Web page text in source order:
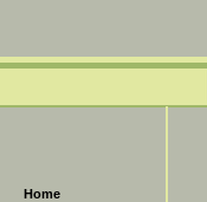
Home